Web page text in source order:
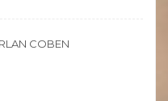
COBEN